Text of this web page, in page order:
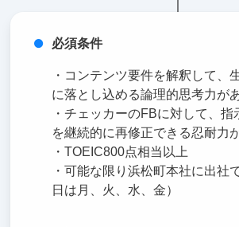
必須条件
・コンテンツ要件を解釈して、
に落とし込める論理的思考力が
・チェッカーのFBに対して、指
を継続的に再修正できる忍耐力
・TOEIC800点相当以上
・可能な限り浜松町本社に出社
日は月、火、水、金）